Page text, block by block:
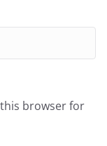
browser for